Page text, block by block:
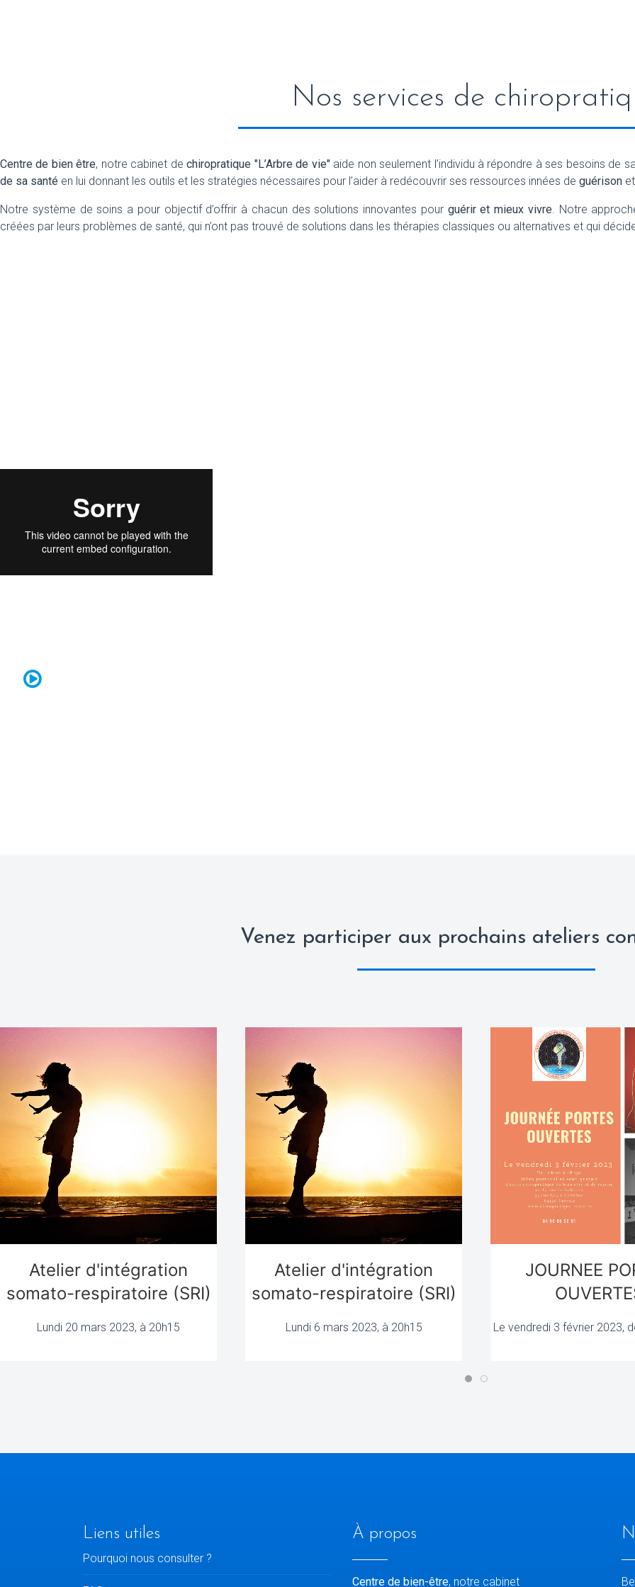
Nos services de
Centre de bien être, notre cabinet dechiropratique "L’Arbre de vie"aide non seulement l’individu à répondre à ses besoins de
de sa santé en lui donnant les outils et les stratégies nécessaires pour l’aider à redécouvrir ses ressources innées de guérison
Notre système de soins a pour objectif d’offrir à chacun des solutions innovantes pour guérir et mieux vivre. Notre
créées par leurs problèmes de santé, qui n’ont pas trouvé de solutions dans les thérapies classiques ou alternatives et qui
Venez participer aux prochains ateliers
Atelier d'intégration
somato-respiratoire (SRI)
Lundi 20 mars 2023, à 20h15
Atelier d'intégration
somato-respiratoire (SRI)
Lundi 6 mars 2023, à 20h15
JOURNEE
Le vendredi 3 février 2023,
Liens utiles
Pourquoi nous consulter ?
À propos
Centre de bien-être, notre cabinet